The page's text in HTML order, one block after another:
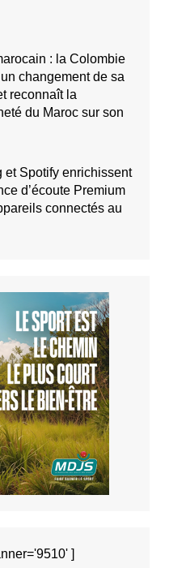
: la Colombie
changement de sa
reconnaît la
du Maroc sur son
et Spotify enrichissent
d’écoute Premium
connectés au
]